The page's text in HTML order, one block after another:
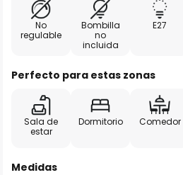
No
regulable
Bombilla
no
incluida
E27
Perfecto para estas zonas
Sala de
estar
Dormitorio Comedor
Medidas